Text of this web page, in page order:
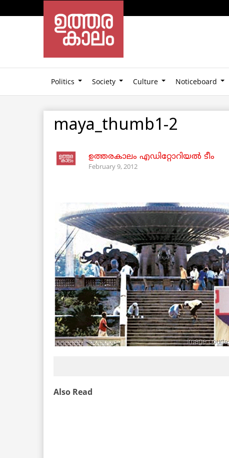
Politics Society Culture Noticeboard
maya_thumb1-2
ഉത്തരകാലം എഡിറ്റോറിയല്‍ ടീം
February 9, 2012
Also Read